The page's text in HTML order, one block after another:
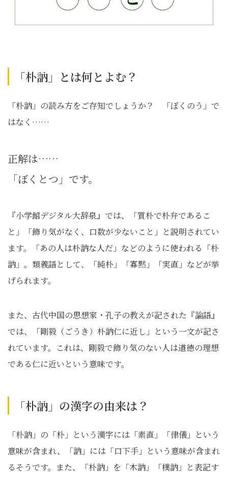
「朴訥」とは何とよむ？
「朴訥」の読み方をご存知でしょうか？ 「ぼくのう」で
はなく……
正解は……
「ぼくとつ」です。
『小学館デジタル大辞泉』では、「質朴で朴弁であるこ
と」「飾り気がなく、口数が少ないこと」と説明されてい
ます。「あの人は朴訥な人だ」などのように使われる「朴
訥」。類義語として、「純朴」「寡黙」「実直」などが挙
げられます。
また、古代中国の思想家・孔子の教えが記された『論語』
では、「剛毅（ごうき）朴訥仁に近し」という一文が記さ
れています。これは、剛毅で飾り気のない人は道徳の理想
である仁に近いという意味です。
「朴訥」の漢字の由来は？
「朴訥」の「朴」という漢字には「素直」「律儀」という
意味が含まれ、「訥」には「口下手」という意味が含まれ
るそうです。また、「朴訥」を「木訥」「樸訥」と表記す